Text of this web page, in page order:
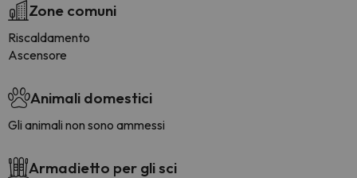
Zone comuni
Riscaldamento
Ascensore
Animali domestici
Gli animali non sono ammessi
Armadietto per gli sci